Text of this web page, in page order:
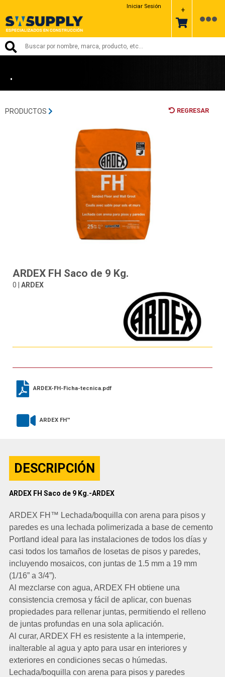
Iniciar Sesión +
•
PRODUCTOS REGRESAR
ARDEX FH Saco de 9 Kg.
0 | ARDEX
ARDEX-FH-Ficha-tecnica.pdf
ARDEX FH™
DESCRIPCIÓN
ARDEX FH Saco de 9 Kg.-ARDEX
ARDEX FH™ Lechada/boquilla con arena para pisos y
paredes es una lechada polimerizada a base de cemento
Portland ideal para las instalaciones de todos los días y
casi todos los tamaños de losetas de pisos y paredes,
incluyendo mosaicos, con juntas de 1.5 mm a 19 mm
(1/16” a 3/4”).
Al mezclarse con agua, ARDEX FH obtiene una
consistencia cremosa y fácil de aplicar, con buenas
propiedades para rellenar juntas, permitiendo el relleno
de juntas profundas en una sola aplicación.
Al curar, ARDEX FH es resistente a la intemperie,
inalterable al agua y apto para usar en interiores y
exteriores en condiciones secas o húmedas.
Lechada/boquilla con arena para pisos y paredes